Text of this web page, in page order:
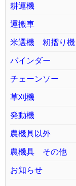
耕運機
運搬車
米選機 籾摺り機
バインダー
チェーンソー
草刈機
発動機
農機具以外
農機具 その他
お知らせ